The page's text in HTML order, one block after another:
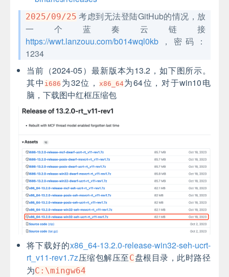
2025/09/25 考虑到无法登陆GitHub的情况，放
一个蓝奏云链接
https://wwt.lanzouu.com/b014wql0kb ，密码：
1234
当前（2024-05）最新版本为13.2，如下图所示。
其中 i686 为32位， x86_64为64位，对于win10电
脑，下载图中红框压缩包
将下载好的x86_64-13.2.0-release-win32-seh-ucrt-
rt_v11-rev1.7z压缩包解压至C盘根目录，此时路径
为C:\mingw64